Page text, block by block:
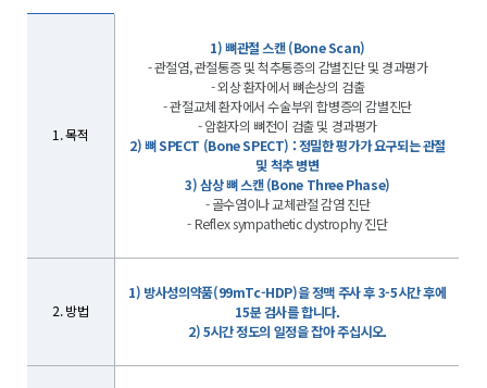
1. 목적
1) 뼈관절 스캔 (Bone Scan)
- 관절염, 관절통증 및 척추통증의 감별진단 및 경과평가
- 외상 환자에서 뼈손상의 검출
- 관절교체 환자에서 수술부위 합병증의 감별진단
- 암환자의 뼈전이 검출 및 경과평가
2) 뼈 SPECT (Bone SPECT) : 정밀한 평가가 요구되는 관절
및 척추 병변
3) 삼상 뼈 스캔 (Bone Three Phase)
- 골수염이나 교체관절 감염 진단
- Reflex sympathetic dystrophy 진단
2. 방법
1) 방사성의약품(99mTc-HDP)을 정맥 주사 후 3-5시간 후에
15분 검사를 합니다.
2) 5시간 정도의 일정을 잡아 주십시오.